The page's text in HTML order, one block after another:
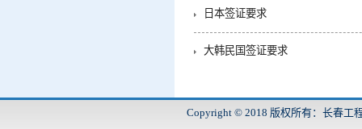
日本签证要求
大韩民国签证要求
Copyright © 2018 版权所有：长春工